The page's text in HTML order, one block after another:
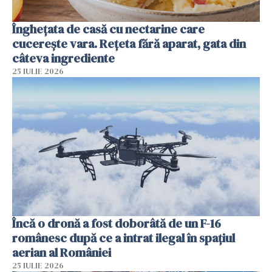
Înghețata de casă cu nectarine care
cucerește vara. Rețeta fără aparat, gata din
câteva ingrediente
25 IULIE 2026
Încă o dronă a fost doborâtă de un F-16
românesc după ce a intrat ilegal în spațiul
aerian al României
25 IULIE 2026